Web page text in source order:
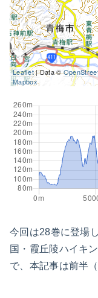
Leaflet| Data ©
Mapbox
今回は28巻に登場
国・霞丘陵ハイキ
で、本記事は前半